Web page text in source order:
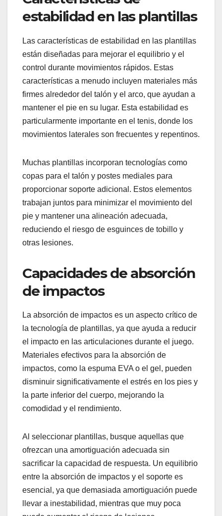
estabilidad en las plantillas
Las características de estabilidad en las plantillas
están diseñadas para mejorar el equilibrio y el
control durante movimientos rápidos. Estas
características a menudo incluyen materiales más
firmes alrededor del talón y el arco, que ayudan a
mantener el pie en su lugar. Esta estabilidad es
particularmente importante en el tenis, donde los
movimientos laterales son frecuentes y repentinos.
Muchas plantillas incorporan tecnologías como
copas para el talón y postes mediales para
proporcionar soporte adicional. Estos elementos
trabajan juntos para minimizar el movimiento del
pie y mantener una alineación adecuada,
reduciendo el riesgo de esguinces de tobillo y
otras lesiones.
Capacidades de absorción
de impactos
La absorción de impactos es un aspecto crítico de
la tecnología de plantillas, ya que ayuda a reducir
el impacto en las articulaciones durante el juego.
Materiales efectivos para la absorción de
impactos, como la espuma EVA o el gel, pueden
disminuir significativamente el estrés en los pies y
la parte inferior del cuerpo, mejorando la
comodidad y el rendimiento.
Al seleccionar plantillas, busque aquellas que
ofrezcan una amortiguación adecuada sin
sacrificar la capacidad de respuesta. Un equilibrio
entre la absorción de impactos y el soporte es
esencial, ya que demasiada amortiguación puede
llevar a inestabilidad, mientras que muy poca